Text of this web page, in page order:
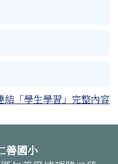
結「學生學習」完整內容
善國小